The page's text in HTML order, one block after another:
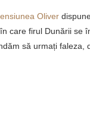
Oliver
care firul Dunării se
să urmați faleza,